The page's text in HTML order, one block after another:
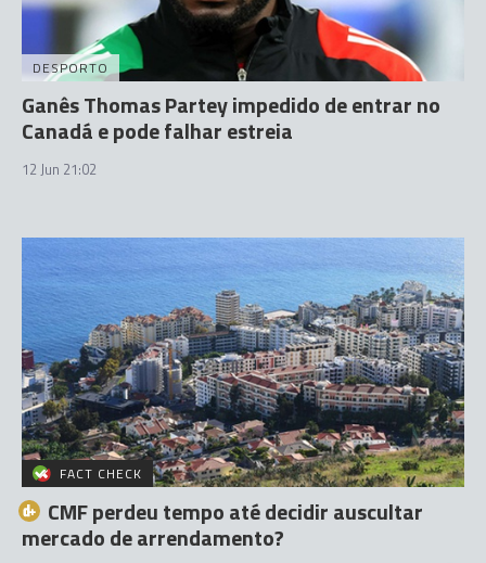
DESPORTO
Ganês Thomas Partey impedido de entrar no
Canadá e pode falhar estreia
12 Jun 21:02
FACT CHECK
CMF perdeu tempo até decidir auscultar
mercado de arrendamento?